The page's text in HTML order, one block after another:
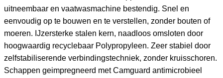
uitneembaar en vaatwasmachine bestendig. Snel en
eenvoudig op te bouwen en te verstellen, zonder bouten of
moeren. IJzersterke stalen kern, naadloos omsloten door
hoogwaardig recyclebaar Polypropyleen. Zeer stabiel door
zelfstabiliserende verbindingstechniek, zonder kruisschoren.
Schappen geimpregneerd met Camguard antimicrobieel